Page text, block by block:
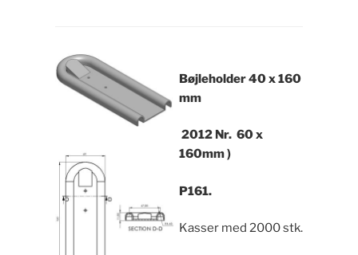
Bøjleholder40 x 160
mm
2012 Nr. 60 x
160mm )
P161.
Kasser med 2000 stk.